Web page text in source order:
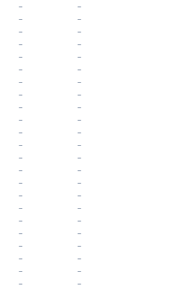
-
-
-
-
-
-
-
-
-
-
-
-
-
-
-
-
-
-
-
-
-
-
-
-
-
-
-
-
-
-
-
-
-
-
-
-
-
-
-
-
-
-
-
-
-
-